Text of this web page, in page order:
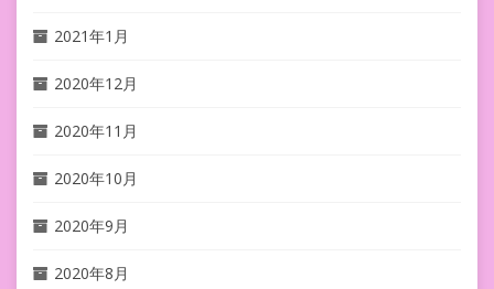
2021年1月
2020年12月
2020年11月
2020年10月
2020年9月
2020年8月